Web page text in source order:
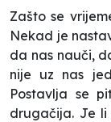
Zašto se
Nekad je
da nas nauči,
nije uz nas
Postavlja se
drugačija. Je li